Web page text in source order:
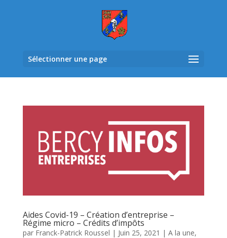
Sélectionner une page
Aides Covid-19 – Création d’entreprise –
Régime micro – Crédits d’impôts
par Franck-Patrick Roussel | Juin 25, 2021 | A la une,